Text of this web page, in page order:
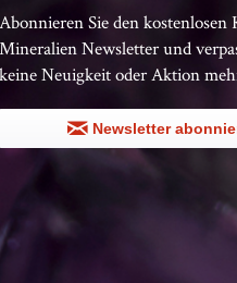
Abonnieren Sie den
Mineralien Newsletter und
keine Neuigkeit oder Aktion
Newsletter